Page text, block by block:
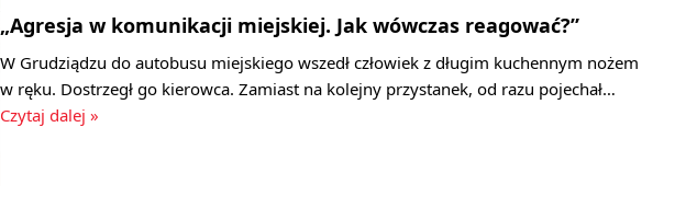
„Agresja w komunikacji miejskiej. Jak wówczas reagować?”
W Grudziądzu do autobusu miejskiego wszedł człowiek z długim kuchennym nożem
w ręku. Dostrzegł go kierowca. Zamiast na kolejny przystanek, od razu pojechał…
Czytaj dalej »